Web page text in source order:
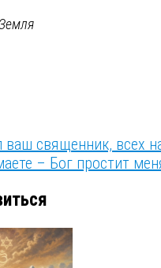
ваш священник, всех
– Бог простит